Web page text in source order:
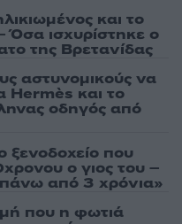
και το
Όσα ισχυρίστηκε ο
της Βρετανίδας
αστυνομικούς να
Hermès και το
οδηγός από
ξενοδοχείο που
ο γιος του –
από 3 χρόνια»
που η φωτιά